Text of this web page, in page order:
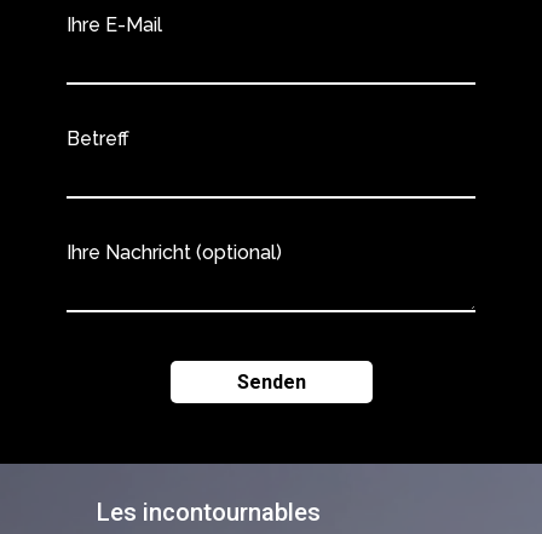
Les incontournables
Ihre E-Mail
Betreff
Ihre Nachricht (optional)